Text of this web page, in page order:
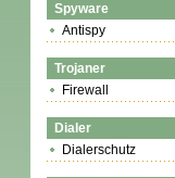
Spyware
Antispy
Trojaner
Firewall
Dialer
Dialerschutz